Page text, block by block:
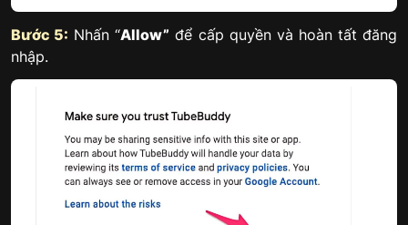
Bước 5: Nhấn “Allow” để cấp quyền và hoàn tất đăng
nhập.